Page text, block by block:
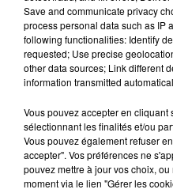
8h26
8h26 8h23
8h23
Save and communicate privacy
process personal data such as IP
following functionalities: Identify
requested; Use precise
other data sources; Link different
information transmitted
Vous pouvez accepter en cliquant
sélectionnant les finalités et/ou
Vous pouvez également refuser
accepter". Vos préférences ne
pouvez mettre à jour vos choix,
moment via le lien "Gérer les